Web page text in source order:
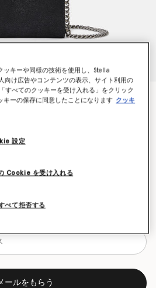
チ
お知らせいたします
ールをもらう
ッキーや同様の技術を使用し、Stella
向け広告やコンテンツの表示、サイト利用の
すべてのクッキーを受け入れる」をクリック
キーの保存に同意したことになります クッキ
設定
べて拒否する
Cookie を受け入れる